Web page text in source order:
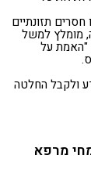
חסרים תזונתיים
מומלץ למשל
"האמת על
ולקבל החלטה
מרפא